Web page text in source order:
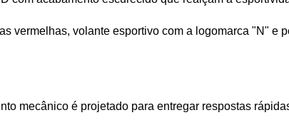
vermelhas, volante esportivo com a logomarca "N" e
mecânico é projetado para entregar respostas